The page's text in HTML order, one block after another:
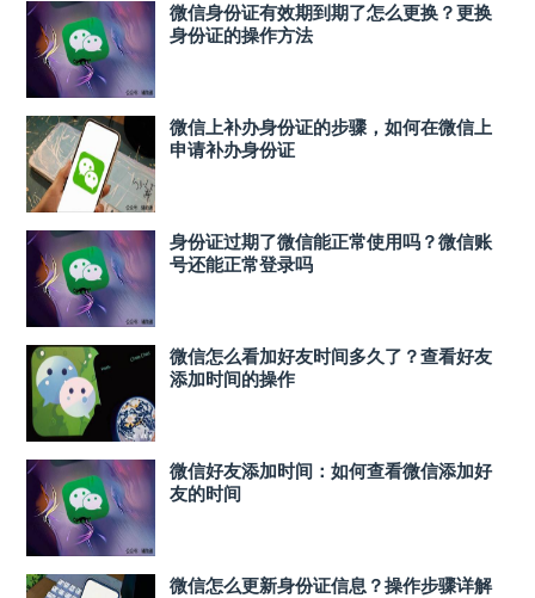
微信身份证有效期到期了怎么更换？更换
身份证的操作方法
微信上补办身份证的步骤，如何在微信上
申请补办身份证
身份证过期了微信能正常使用吗？微信账
号还能正常登录吗
微信怎么看加好友时间多久了？查看好友
添加时间的操作
微信好友添加时间：如何查看微信添加好
友的时间
微信怎么更新身份证信息？操作步骤详解